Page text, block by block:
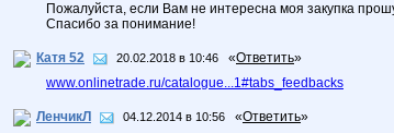
Пожалуйста, если Вам не интересна моя закупка
Спасибо за понимание!
Катя 52 20.02.2018 в 10:46 «Ответить»
www.onlinetrade.ru/catalogue...1#tabs_feedbacks
ЛенчикЛ 04.12.2014 в 10:56 «Ответить»